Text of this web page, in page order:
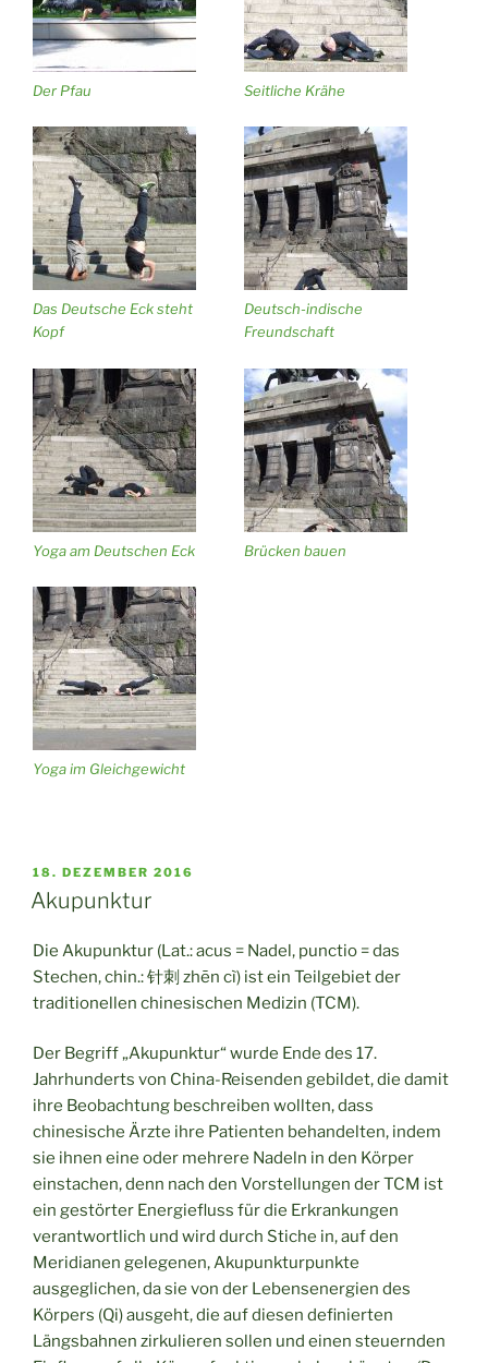
Der Pfau Seitliche Krähe
Das Deutsche Eck steht
Kopf
Deutsch-indische
Freundschaft
Yoga am Deutschen Eck Brücken bauen
Yoga im Gleichgewicht
VERÖFFENTLICHT
AM
18. DEZEMBER 2016
Akupunktur
Die Akupunktur (Lat.: acus = Nadel, punctio = das
Stechen, chin.: 针刺 zhēn cì) ist ein Teilgebiet der
traditionellen chinesischen Medizin (TCM).
Der Begriff „Akupunktur“ wurde Ende des 17.
Jahrhunderts von China-Reisenden gebildet, die damit
ihre Beobachtung beschreiben wollten, dass
chinesische Ärzte ihre Patienten behandelten, indem
sie ihnen eine oder mehrere Nadeln in den Körper
einstachen, denn nach den Vorstellungen der TCM ist
ein gestörter Energiefluss für die Erkrankungen
verantwortlich und wird durch Stiche in, auf den
Meridianen gelegenen, Akupunkturpunkte
ausgeglichen, da sie von der Lebensenergien des
Körpers (Qi) ausgeht, die auf diesen definierten
Längsbahnen zirkulieren sollen und einen steuernden